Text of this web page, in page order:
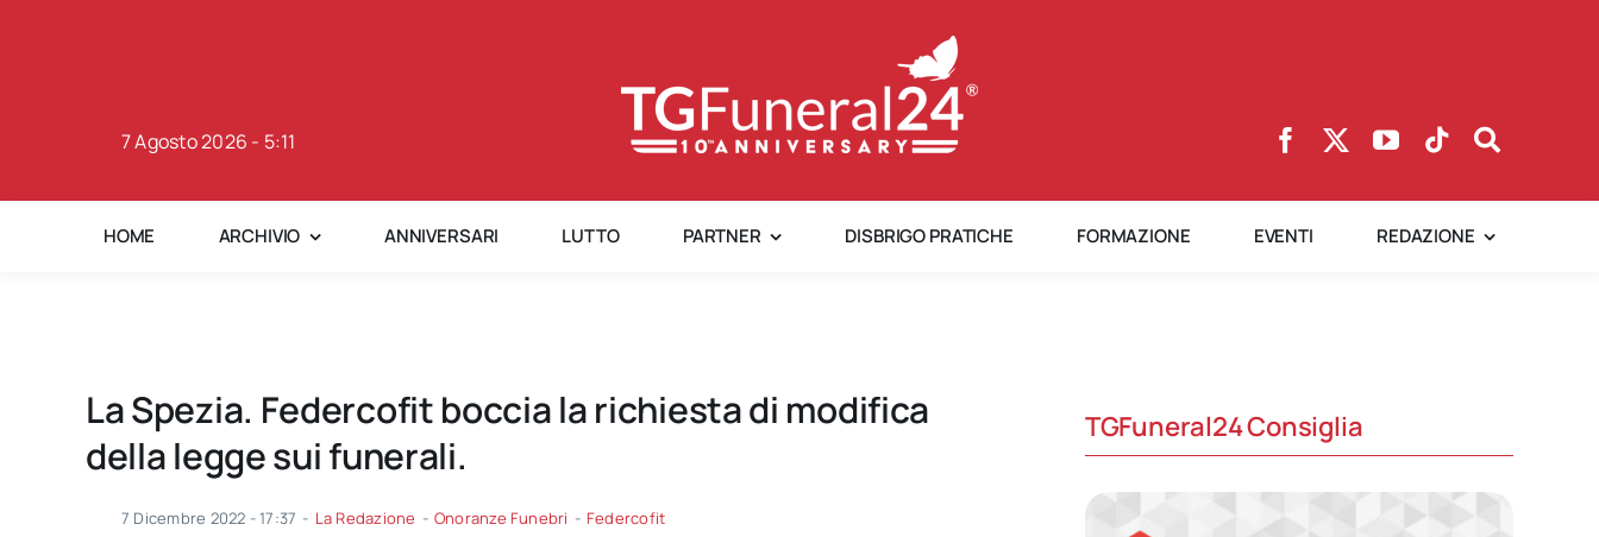
7 Agosto 2026 - 5:11
HOME ARCHIVIO ANNIVERSARI LUTTO PARTNER DISBRIGO PRATICHE FORMAZIONE EVENTI REDAZIONE
La Spezia. Federcofit boccia la richiesta di modifica
della legge sui funerali.
7 Dicembre 2022 - 17:37 - La Redazione - Onoranze Funebri - Federcofit
TGFuneral24 Consiglia